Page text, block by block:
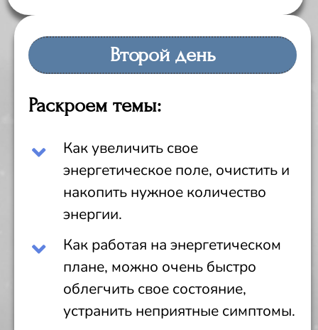
Второй день
Раскроем темы:
Как увеличить свое
энергетическое поле, очистить и
накопить нужное количество
энергии.
Как работая на энергетическом
плане, можно очень быстро
облегчить свое состояние,
устранить неприятные симптомы.